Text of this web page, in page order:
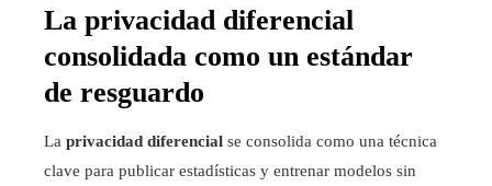
La privacidad diferencial
consolidada como un estándar
de resguardo
La privacidad diferencial se consolida como una técnica
clave para publicar estadísticas y entrenar modelos sin